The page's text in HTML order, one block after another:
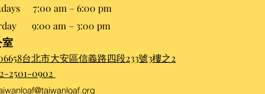
7:00 am – 6:00 pm
9:00 am – 3:00 pm​
台北市大安區信義路四段233號3樓之2
2501-0902